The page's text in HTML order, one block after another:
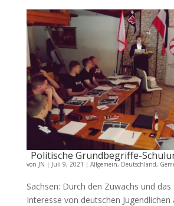
Politische Grundbegriffe-
von JN | Juli 9, 2021 | Allgemein, Deutschland,
Sachsen: Durch den Zuwachs und
Interesse von deutschen Jugendlichen